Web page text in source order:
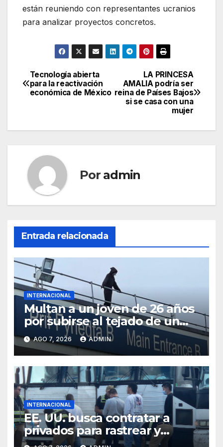
están reuniendo con representantes ucranios
para analizar proyectos concretos.
Navegación
de
LA PRINCESA
AMALIA podría ser
reina de Países Bajos
si se casa con una
mujer
Tecnología abierta
para la reactivación
económica de México
Por admin
Entrada relacionada
INTERNACIONAL
Multan a un joven de 26 años
por subirse al tejado de un
hospital disfrazado de “La
Muerte” en Gales
AGO 7, 2026 ADMIN
INTERNACIONAL
EE. UU. busca contratar a
privados para rastrear y
cobrar multas a migrantes